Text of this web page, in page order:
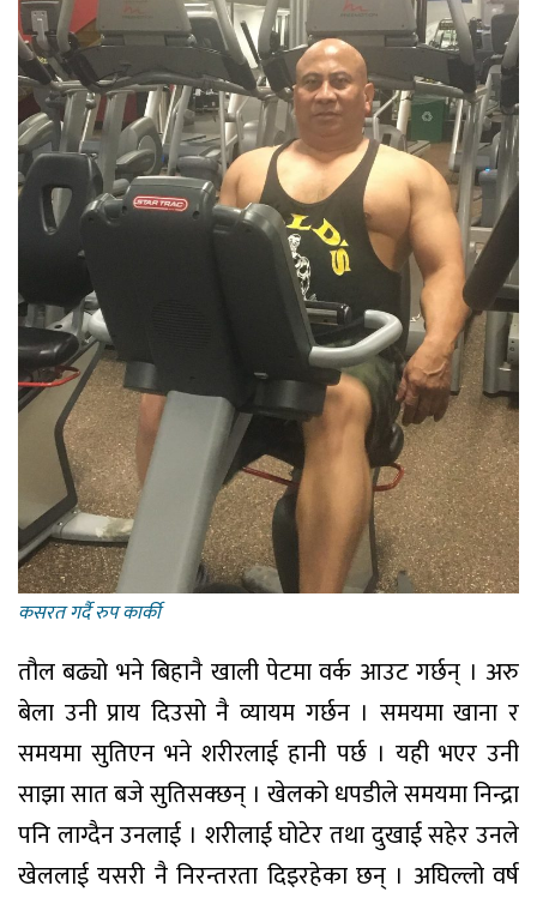
कसरत गर्दै रुप कार्की
तौल बढ्यो भने बिहानै खाली पेटमा वर्क आउट गर्छन् । अरु
बेला उनी प्राय दिउसो नै व्यायम गर्छन । समयमा खाना र
समयमा सुतिएन भने शरीरलाई हानी पर्छ । यही भएर उनी
साझा सात बजे सुतिसक्छन् । खेलको धपडीले समयमा निन्द्रा
पनि लाग्दैन उनलाई । शरीलाई घोटेर तथा दुखाई सहेर उनले
खेललाई यसरी नै निरन्तरता दिइरहेका छन् । अघिल्लो वर्ष